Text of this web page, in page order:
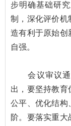
步明确基础研
制，深化评价机
造有利于原始创
自强。
会议审议通
出，要坚持教育
公平、优化结构
阶。要落实重